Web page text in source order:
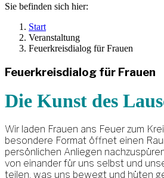
Sie befinden sich hier:
Start
Veranstaltung
Feuerkreisdialog für Frauen
Feuerkreisdialog für Frauen
Die Kunst des
Wir laden Frauen ans Feuer zum
besondere Format öffnet einen
persönlichen Anliegen
von einander für uns selbst und
teilen, was uns bewegt und hüten